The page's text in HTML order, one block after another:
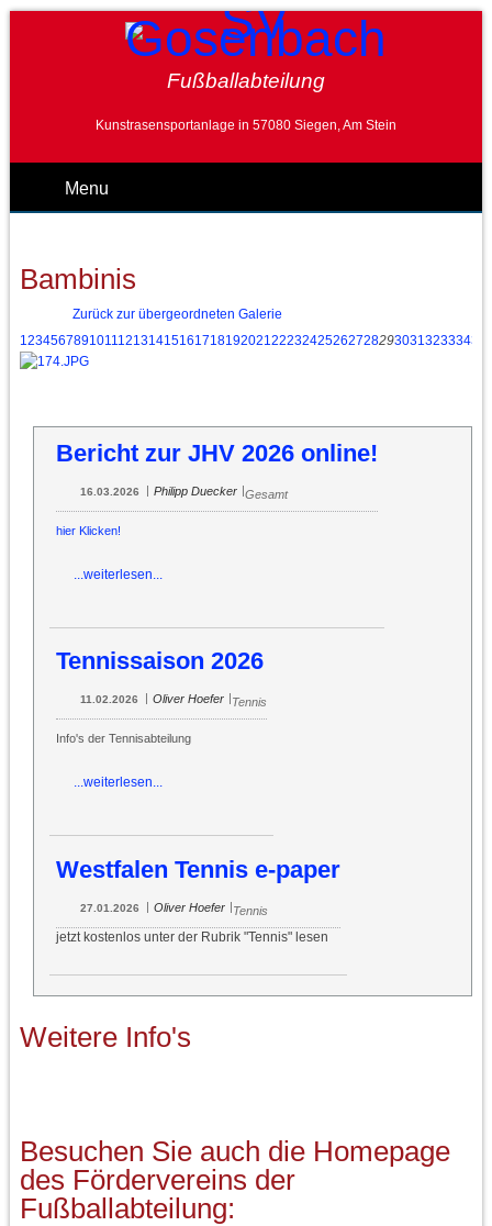
Fußballabteilung
Kunstrasensportanlage in 57080 Siegen, Am Stein
Menu
Bambinis
Zurück zur übergeordneten Galerie
1 234567891011 12131415161718192021 22232425262728293031 32333435
Bericht zur JHV 2026 online!
16.03.2026 | Philipp Duecker |Gesamt
hier Klicken!
...weiterlesen...
Tennissaison 2026
11.02.2026 Oliver Hoefer Tennis
Info's der Tennisabteilung
...weiterlesen...
Westfalen Tennis e-paper
27.01.2026 | Oliver Hoefer |Tennis
jetzt kostenlos unter der Rubrik "Tennis" lesen
Weitere Info's
Besuchen Sie auch die Homepage
des Fördervereins der
Fußballabteilung: